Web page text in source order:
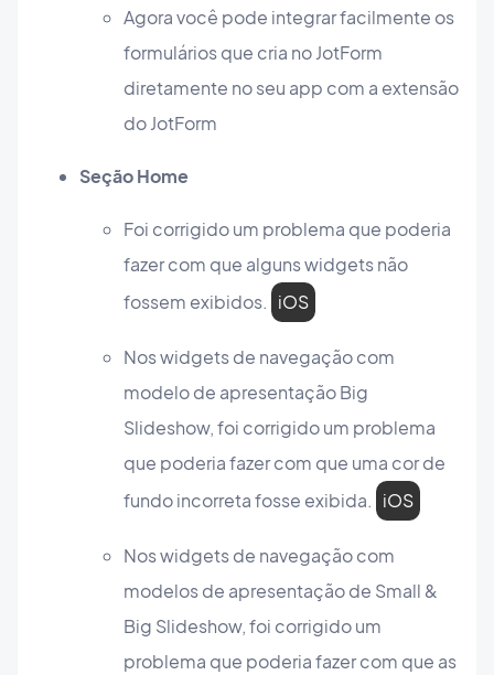
Agora você pode integrar facilmente os
formulários que cria no JotForm
diretamente no seu app com a extensão
do JotForm
Seção Home
Foi corrigido um problema que poderia
fazer com que alguns widgets não
fossem exibidos. iOS
Nos widgets de navegação com
modelo de apresentação Big
Slideshow, foi corrigido um problema
que poderia fazer com que uma cor de
fundo incorreta fosse exibida. iOS
Nos widgets de navegação com
modelos de apresentação de Small &
Big Slideshow, foi corrigido um
problema que poderia fazer com que as